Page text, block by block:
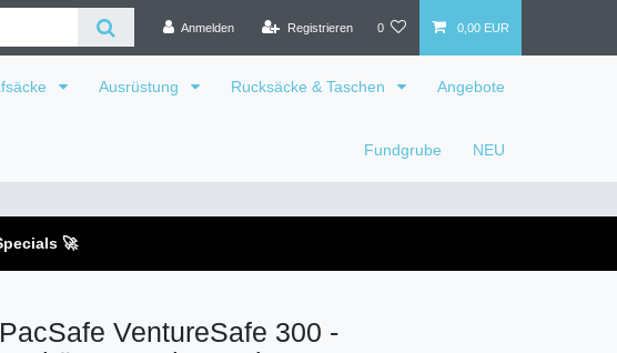
Anmelden Registrieren 0 0,00 EUR
Ausrüstung Rucksäcke & Taschen Angebote
Fundgrube NEU
🚀
PacSafe VentureSafe 300 -